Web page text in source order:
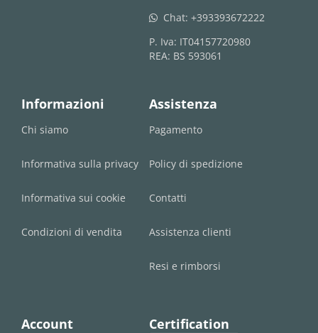
whatsapp Chat: +393393672222
P. Iva: IT04157720980
REA: BS 593061
Informazioni
Chi siamo
Informativa sulla privacy
Informativa sui cookie
Condizioni di vendita
Assistenza
Pagamento
Policy di spedizione
Contatti
Assistenza clienti
Resi e rimborsi
Account Certification